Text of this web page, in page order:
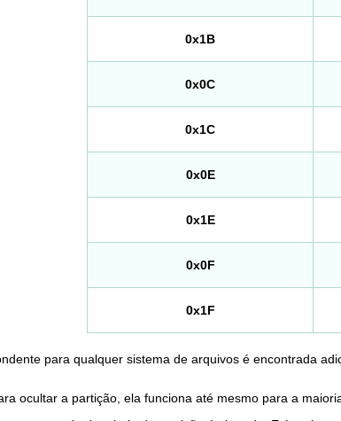
0x1B
0x0C
0x1C
0x0E
0x1E
0x0F
0x1F
para qualquer sistema de arquivos é encontrada
ocultar a partição, ela funciona até mesmo para a